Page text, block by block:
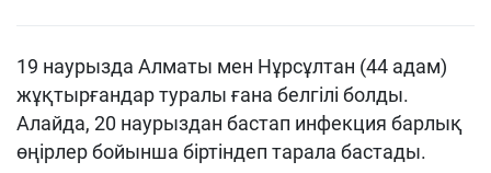
19 наурызда Алматы мен Нұрсұлтан (44 адам)
жұқтырғандар туралы ғана белгілі болды.
Алайда, 20 наурыздан бастап инфекция барлық
өңірлер бойынша біртіндеп тарала бастады.